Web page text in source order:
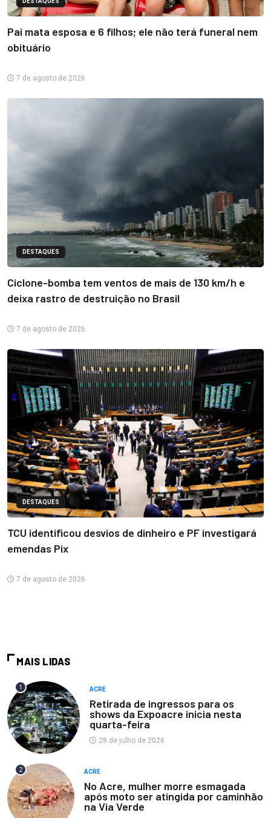
Pai mata esposa e 6 filhos; ele não terá funeral nem
obituário
7 de agosto de 2026
DESTAQUES
Ciclone-bomba tem ventos de mais de 130 km/h e
deixa rastro de destruição no Brasil
7 de agosto de 2026
DESTAQUES
TCU identificou desvios de dinheiro e PF investigará
emendas Pix
7 de agosto de 2026
MAIS LIDAS
1 ACRE
Retirada de ingressos para os
shows da Expoacre inicia nesta
quarta-feira
28 de julho de 2026
2 ACRE
No Acre, mulher morre esmagada
após moto ser atingida por caminhão
na Via Verde